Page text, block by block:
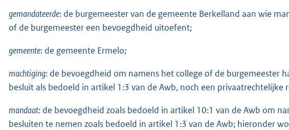
gemandateerde: de burgemeester van de gemeente Berkelland aan wie
of de burgemeester een bevoegdheid uitoefent;
gemeente: de gemeente Ermelo;
machtiging: de bevoegdheid om namens het college of de burgemeester
besluit als bedoeld in artikel 1:3 van de Awb, noch een privaatrechtelijke
mandaat: de bevoegdheid zoals bedoeld in artikel 10:1 van de Awb om
besluiten te nemen zoals bedoeld in artikel 1:3 van de Awb; hieronder